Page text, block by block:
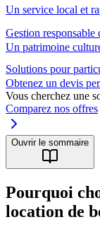
Un service local et
Gestion responsable
Un patrimoine
Solutions pour
Obtenez un devis
Vous cherchez une
Comparez nos offres
Ouvrir le sommaire
Pourquoi
location de